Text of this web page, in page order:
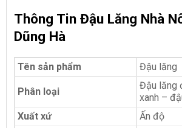
Thông Tin Đậu Lăng Nhà
Dũng Hà
Tên sản phẩm Đậu lăng
Phân loại
Đậu lăng
xanh –
Xuất xứ
Ấn độ